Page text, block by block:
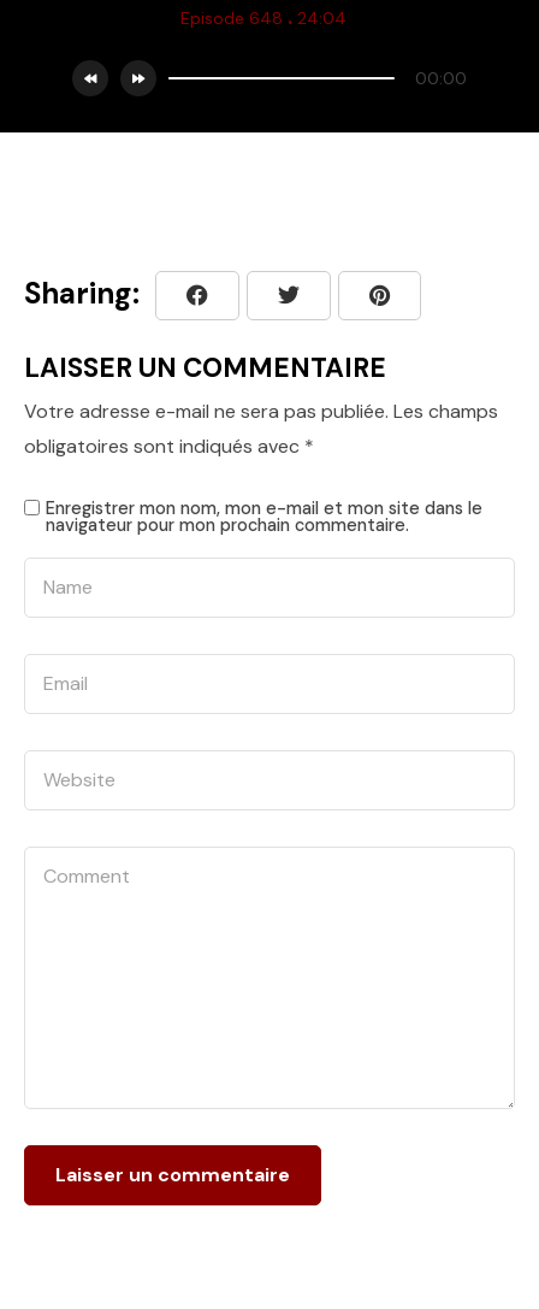
Episode 648 . 24:04
00:00
Sharing:
LAISSER UN COMMENTAIRE
Votre adresse e-mail ne sera pas publiée. Les champs
obligatoires sont indiqués avec *
Enregistrer mon nom, mon e-mail et mon site dans le
navigateur pour mon prochain commentaire.